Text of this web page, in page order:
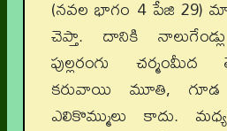
(నవల భాగం 4 పేజి 29) మా
చెప్తా. దానికి
పుల్లరంగు చర్మంమీద
కరువాయి మూతి, గూడ
ఎలికొమ్ములు కాదు.